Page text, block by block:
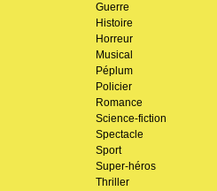
Guerre
Histoire
Horreur
Musical
Péplum
Policier
Romance
Science-fiction
Spectacle
Sport
Super-héros
Thriller